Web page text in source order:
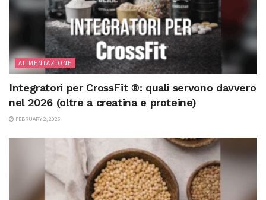
ALIMENTAZIONE
Integratori per CrossFit ®: quali servono davvero
nel 2026 (oltre a creatina e proteine)
FEBRUARY 2, 2026